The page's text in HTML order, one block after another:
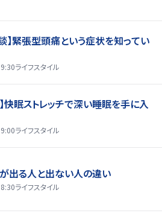
】緊張型頭痛という症状を知ってい
ライフスタイル
快眠ストレッチで深い睡眠を手に入
ライフスタイル
出る人と出ない人の違い
ライフスタイル